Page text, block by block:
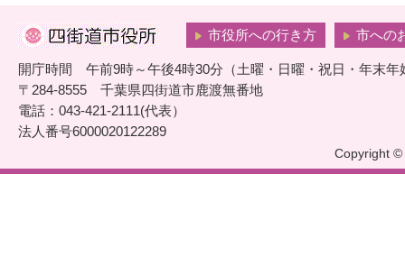
市役所への行き方 市への
開庁時間 午前9時～午後4時30分（土曜・日曜・祝日・年末年
〒284-8555 千葉県四街道市鹿渡無番地
電話：043-421-2111(代表）
法人番号6000020122289
Copyright ©